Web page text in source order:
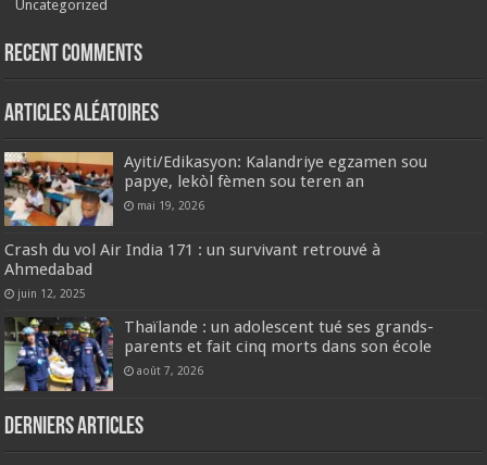
Uncategorized
Recent Comments
Articles aléatoires
Ayiti/Edikasyon: Kalandriye egzamen sou
papye, lekòl fèmen sou teren an
mai 19, 2026
Crash du vol Air India 171 : un survivant retrouvé à
Ahmedabad
juin 12, 2025
Thaïlande : un adolescent tué ses grands-
parents et fait cinq morts dans son école
août 7, 2026
Derniers articles